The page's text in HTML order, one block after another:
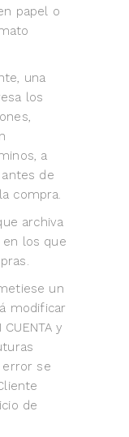
papel o
una
los
a
de
compra.
archiva
los que
un
modificar
y
error se
de